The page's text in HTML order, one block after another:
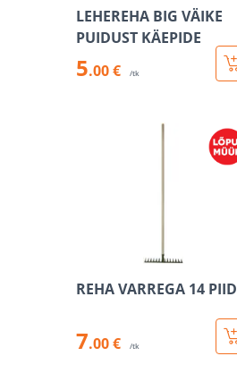
LEHEREHA BIG VÄIKE
PUIDUST KÄEPIDE
5.00 € /tk
REHA VARREGA 14 PIID
7.00 € /tk